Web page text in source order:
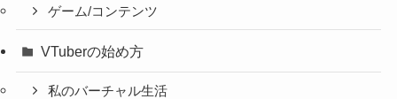
ゲーム/コンテンツ
VTuberの始め方
私のバーチャル生活